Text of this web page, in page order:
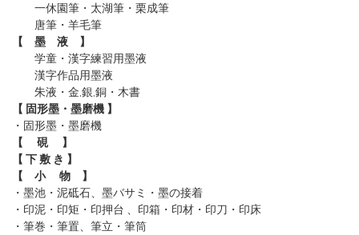
一休園筆 ・太湖筆 ・栗成筆
唐筆 ・羊毛筆
【 墨 液 】
学童・漢字練習用墨液
漢字作品用墨液
朱液・金,銀,銅・木書
【 固形墨・墨磨機 】
・固形墨 ・墨磨機
【 硯 】
【 下 敷 き 】
【 小 物 】
・墨池・泥砥石、墨バサミ・墨の接着
・印泥・印矩・印押台 、印箱・印材・印刀・印床
・筆巻・筆置、筆立・筆筒